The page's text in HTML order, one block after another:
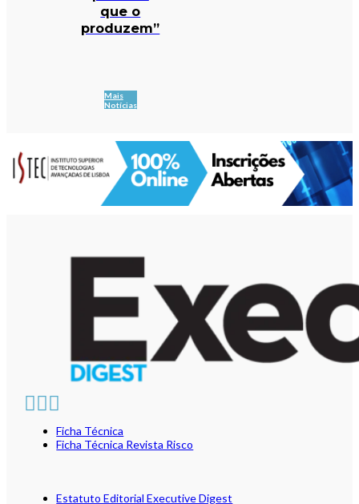
que o
produzem”
Mais
Notícias
Ficha Técnica
Ficha Técnica Revista Risco
Estatuto Editorial Executive Digest